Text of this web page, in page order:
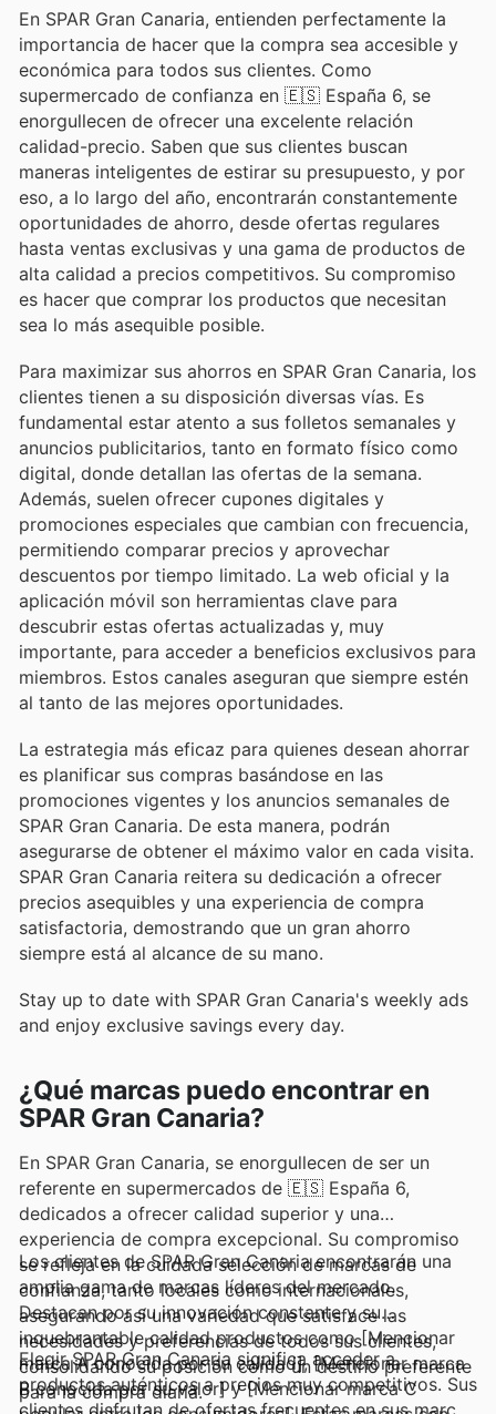
En SPAR Gran Canaria, entienden perfectamente la
importancia de hacer que la compra sea accesible y
económica para todos sus clientes. Como
supermercado de confianza en 🇪🇸 España 6, se
enorgullecen de ofrecer una excelente relación
calidad-precio. Saben que sus clientes buscan
maneras inteligentes de estirar su presupuesto, y por
eso, a lo largo del año, encontrarán constantemente
oportunidades de ahorro, desde ofertas regulares
hasta ventas exclusivas y una gama de productos de
alta calidad a precios competitivos. Su compromiso
es hacer que comprar los productos que necesitan
sea lo más asequible posible.
Para maximizar sus ahorros en SPAR Gran Canaria, los
clientes tienen a su disposición diversas vías. Es
fundamental estar atento a sus folletos semanales y
anuncios publicitarios, tanto en formato físico como
digital, donde detallan las ofertas de la semana.
Además, suelen ofrecer cupones digitales y
promociones especiales que cambian con frecuencia,
permitiendo comparar precios y aprovechar
descuentos por tiempo limitado. La web oficial y la
aplicación móvil son herramientas clave para
descubrir estas ofertas actualizadas y, muy
importante, para acceder a beneficios exclusivos para
miembros. Estos canales aseguran que siempre estén
al tanto de las mejores oportunidades.
La estrategia más eficaz para quienes desean ahorrar
es planificar sus compras basándose en las
promociones vigentes y los anuncios semanales de
SPAR Gran Canaria. De esta manera, podrán
asegurarse de obtener el máximo valor en cada visita.
SPAR Gran Canaria reitera su dedicación a ofrecer
precios asequibles y una experiencia de compra
satisfactoria, demostrando que un gran ahorro
siempre está al alcance de su mano.
Stay up to date with SPAR Gran Canaria's weekly ads
and enjoy exclusive savings every day.
¿Qué marcas puedo encontrar en
SPAR Gran Canaria?
En SPAR Gran Canaria, se enorgullecen de ser un
referente en supermercados de 🇪🇸 España 6,
dedicados a ofrecer calidad superior y una
experiencia de compra excepcional. Su compromiso
se refleja en la cuidada selección de marcas de
confianza, tanto locales como internacionales,
asegurando así una variedad que satisface las
necesidades y preferencias de todos sus clientes,
consolidando su posición como un destino preferente
para la compra diaria.
Los clientes de SPAR Gran Canaria encontrarán una
amplia gama de marcas líderes del mercado.
Destacan por su innovación constante y su
inquebrantable calidad productos como [Mencionar
marca A conocida por su calidad], [Mencionar marca
B conocida por su valor] y [Mencionar marca C
Elegir SPAR Gran Canaria significa acceder a
productos auténticos a precios muy competitivos. Sus
clientes disfrutan de ofertas frecuentes en sus marcas